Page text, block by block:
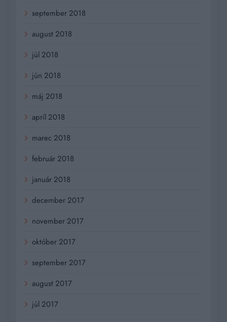
september 2018
august 2018
júl 2018
jún 2018
máj 2018
apríl 2018
marec 2018
február 2018
január 2018
december 2017
november 2017
október 2017
september 2017
august 2017
júl 2017